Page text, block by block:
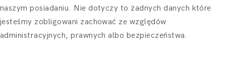
naszym posiadaniu. Nie dotyczy to żadnych danych które
jesteśmy zobligowani zachować ze względów
administracyjnych, prawnych albo bezpieczeństwa.